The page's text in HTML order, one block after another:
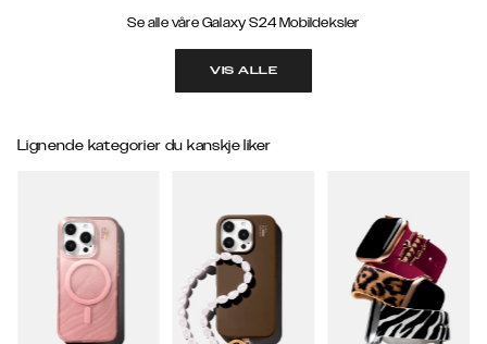
Se alle våre Galaxy S24 Mobildeksler
VIS ALLE
Lignende kategorier du kanskje liker